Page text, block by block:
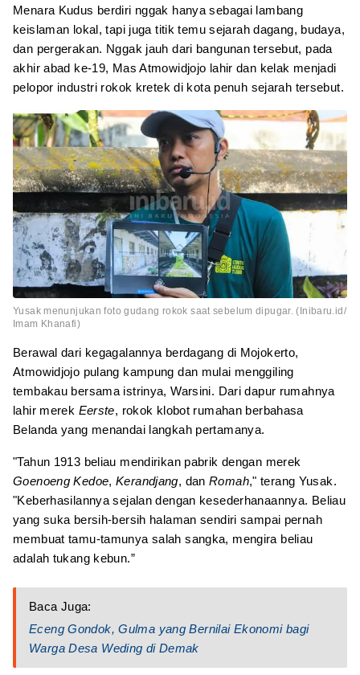
Menara Kudus berdiri nggak hanya sebagai lambang
keislaman lokal, tapi juga titik temu sejarah dagang, budaya,
dan pergerakan. Nggak jauh dari bangunan tersebut, pada
akhir abad ke-19, Mas Atmowidjojo lahir dan kelak menjadi
pelopor industri rokok kretek di kota penuh sejarah tersebut.
Yusak menunjukan foto gudang rokok saat sebelum dipugar. (Inibaru.id/
Imam Khanafi)
Berawal dari kegagalannya berdagang di Mojokerto,
Atmowidjojo pulang kampung dan mulai menggiling
tembakau bersama istrinya, Warsini. Dari dapur rumahnya
lahir merek Eerste, rokok klobot rumahan berbahasa
Belanda yang menandai langkah pertamanya.
"Tahun 1913 beliau mendirikan pabrik dengan merek
Goenoeng Kedoe, Kerandjang, dan Romah," terang Yusak.
"Keberhasilannya sejalan dengan kesederhanaannya. Beliau
yang suka bersih-bersih halaman sendiri sampai pernah
membuat tamu-tamunya salah sangka, mengira beliau
adalah tukang kebun.”
Baca Juga:
Eceng Gondok, Gulma yang Bernilai Ekonomi bagi
Warga Desa Weding di Demak